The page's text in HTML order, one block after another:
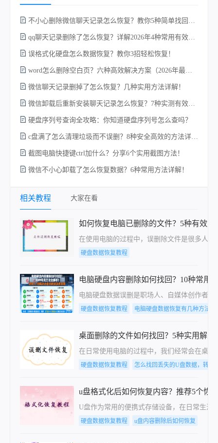
不小心删除微信聊天记录怎么恢复？教你5种简单找回的方法！
qq聊天记录删除了怎么恢复？详解2026年4种常用有效的方法（支持.db数据库提取）
误格式化硬盘怎么数据恢复？教你3招轻松恢复！
word怎么删除空白页？六种高效解决方案（2026年最新实操指南）！
微信聊天记录删掉了怎么恢复？几种实用方法详解！
微信卸载后重新安装聊天记录怎么恢复？7种实测有效的恢复方案详解！
硬盘序列号查询全攻略：你知道硬盘序列号怎么查吗？
c盘满了怎么清理垃圾而不误删？8种安全高效的方法详解+误删恢复指南！
截图电脑快捷键ctrl加什么？分享6个实用截图方法！
微信不小心卸载了怎么恢复数据？6种常用方法详解！
相关教程 大家在看
如何恢复电脑已删除的文件？5种有效解
在使用电脑的过程中，误删除文件是很多人
硬盘数据恢复教程
电脑硬盘内容删除如何找回？10种常用
电脑硬盘数据误删是职场人、自媒体创作者
硬盘数据恢复教程 电脑硬盘数据恢复有几种方法
桌面删除的文件如何找回？5种实用解决
在日常使用电脑的过程中，我们经常会在桌
硬盘数据恢复教程 怎么找回丢失的U盘数据，转转
u盘格式化后如何恢复内容？推荐5个恢
U盘作为常用的便携式存储设备，在日常生活
硬盘数据恢复教程 u盘内容删除后如何恢复